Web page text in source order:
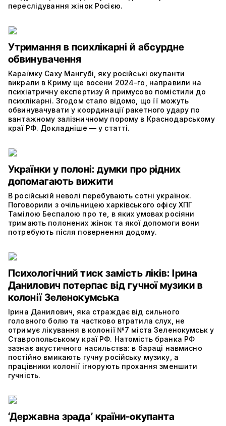
переслідування жінок Росією.
Утримання в психлікарні й абсурдне
обвинувачення
Караїмку Саху Мангубі, яку російські окупанти
викрали в Криму ще восени 2024-го, направили на
психіатричну експертизу й примусово помістили до
психлікарні. Згодом стало відомо, що її можуть
обвинувачувати у координації ракетного удару по
вантажному залізничному порому в Краснодарському
краї РФ. Докладніше — у статті.
Українки у полоні: думки про рідних
допомагають вижити
В російській неволі перебувають сотні українок.
Поговорили з очільницею харківського офісу ХПГ
Тамілою Беспалою про те, в яких умовах росіяни
тримають полонених жінок та якої допомоги вони
потребують після повернення додому.
Психологічний тиск замість ліків: Ірина
Данилович потерпає від гучної музики в
колонії Зеленокумська
Ірина Данилович, яка страждає від сильного
головного болю та частково втратила слух, не
отримує лікування в колонії №7 міста Зеленокумськ у
Ставропольському краї РФ. Натомість бранка РФ
зазнає акустичного насильства: в бараці навмисно
постійно вмикають гучну російську музику, а
працівники колонії ігнорують прохання зменшити
гучність.
‘Державна зрада’ країни-окупанта